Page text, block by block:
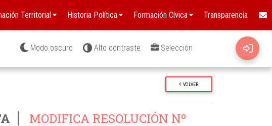
Territorial Historia Política Formación Cívica Transparencia
Modo oscuro Alto contraste Selección
VOLVER
MODIFICA RESOLUCIÓN Nº